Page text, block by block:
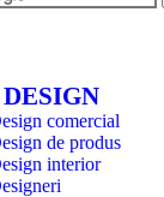
comercial
de produs
interior